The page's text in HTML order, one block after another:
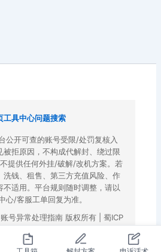
工具中心问题搜索
公开可查的账号受限/处罚复核入
被拒原因，不构成代解封、绕过限
提供任何外挂/破解/改机方案。若
洗钱、租售、第三方充值风险、作
不适用。平台规则随时调整，请以
心/客服工单回复为准。
异常处理指南 版权所有 | 蜀ICP